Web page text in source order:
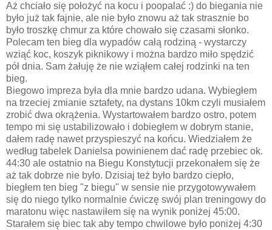
Aż chciało się położyć na kocu i poopalać :) do biegania nie
było już tak fajnie, ale nie było znowu aż tak strasznie bo
było troszkę chmur za które chowało się czasami słonko.
Polecam ten bieg dla wypadów całą rodziną - wystarczy
wziąć koc, koszyk piknikowy i można bardzo miło spędzić
pół dnia. Sam żałuję że nie wziąłem całej rodzinki na ten
bieg.
Biegowo impreza była dla mnie bardzo udana. Wybiegłem
na trzeciej zmianie sztafety, na dystans 10km czyli musiałem
zrobić dwa okrążenia. Wystartowałem bardzo ostro, potem
tempo mi się ustabilizowało i dobiegłem w dobrym stanie,
dałem radę nawet przyspieszyć na końcu. Wiedziałem że
według tabelek Danielsa powinienem dać radę przebiec ok.
44:30 ale ostatnio na Biegu Konstytucji przekonałem się że
aż tak dobrze nie było. Dzisiaj też było bardzo ciepło,
biegłem ten bieg "z biegu" w sensie nie przygotowywałem
się do niego tylko normalnie ćwiczę swój plan treningowy do
maratonu więc nastawiłem się na wynik poniżej 45:00.
Starałem się biec tak aby tempo chwilowe było poniżej 4:30